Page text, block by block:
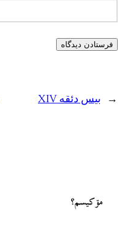
← بیس دئقه XIV
مۊ کيسم؟